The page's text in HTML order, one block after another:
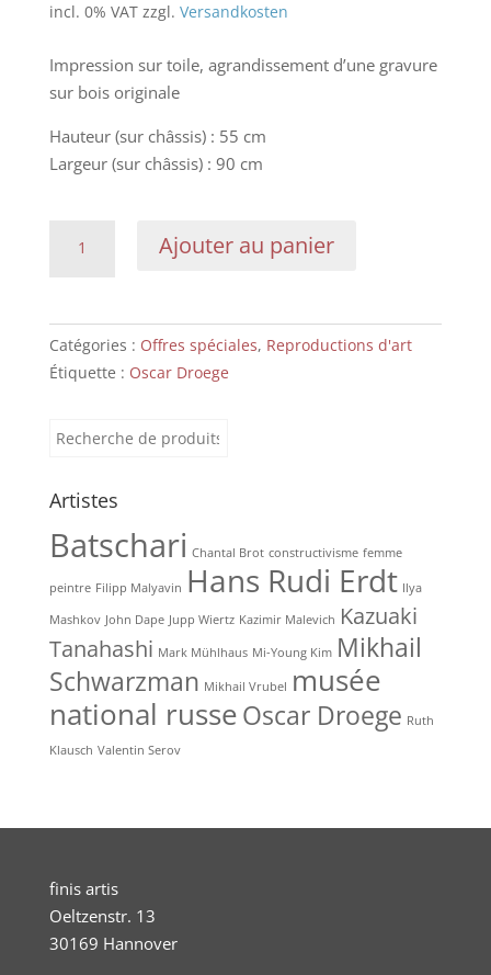
incl. 0% VAT zzgl. Versandkosten
Impression sur toile, agrandissement d’une gravure
sur bois originale
Hauteur (sur châssis) : 55 cm
Largeur (sur châssis) : 90 cm
Ferme
sur
Ajouter au panier
Catégories : Offres spéciales, Reproductions d'art
Étiquette : Oscar Droege
Recherche
Artistes
Batschari Chantal Brot constructivisme femme
peintre Filipp Malyavin Hans Rudi Erdt Ilya
Mashkov John Dape Jupp Wiertz Kazimir Malevich Kazuaki
Tanahashi Mark Mühlhaus Mi-Young Kim Mikhail
Schwarzman Mikhail Vrubel musée
national russeOscar Droege Ruth
Klausch Valentin Serov
finis artis
Oeltzenstr. 13
30169 Hannover